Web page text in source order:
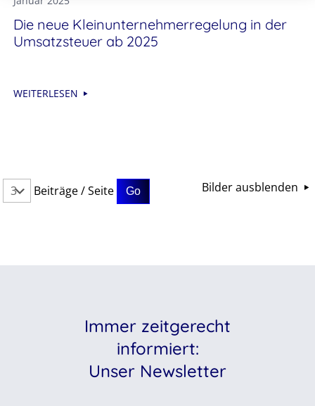
Die neue Kleinunternehmerregelung in der
Umsatzsteuer ab 2025
WEITERLESEN
Beiträge / Seite Bilder ausblenden
Immer zeitgerecht
informiert:
Unser Newsletter